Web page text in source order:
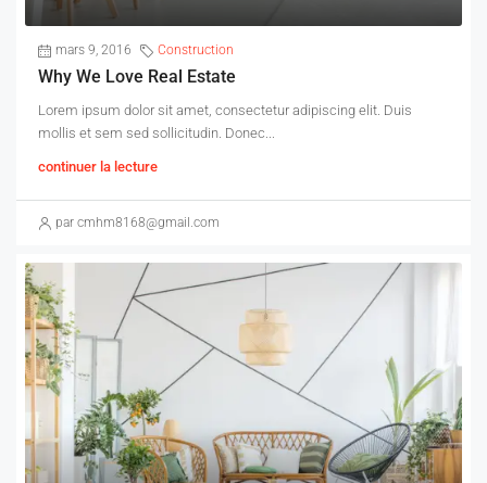
mars 9, 2016 Construction
Why We Love Real Estate
Lorem ipsum dolor sit amet, consectetur adipiscing elit. Duis
mollis et sem sed sollicitudin. Donec...
continuer la lecture
par cmhm8168@gmail.com